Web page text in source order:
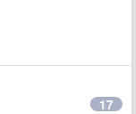
17